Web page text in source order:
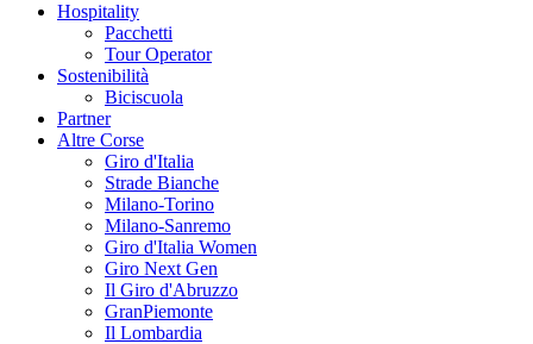
Hospitality
Pacchetti
Tour Operator
Sostenibilità
Biciscuola
Partner
Altre Corse
Giro d'Italia
Strade Bianche
Milano-Torino
Milano-Sanremo
Giro d'Italia Women
Giro Next Gen
Il Giro d'Abruzzo
GranPiemonte
Il Lombardia